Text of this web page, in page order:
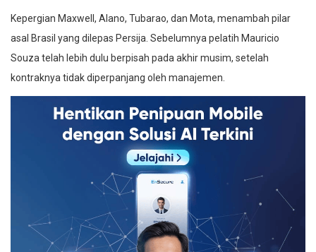
Kepergian Maxwell, Alano, Tubarao, dan Mota, menambah pilar
asal Brasil yang dilepas Persija. Sebelumnya pelatih Mauricio
Souza telah lebih dulu berpisah pada akhir musim, setelah
kontraknya tidak diperpanjang oleh manajemen.